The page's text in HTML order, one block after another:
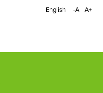
A+
-A
English